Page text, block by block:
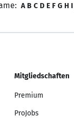
A B C D E F G H I
Mitgliedschaften
Premium
ProJobs